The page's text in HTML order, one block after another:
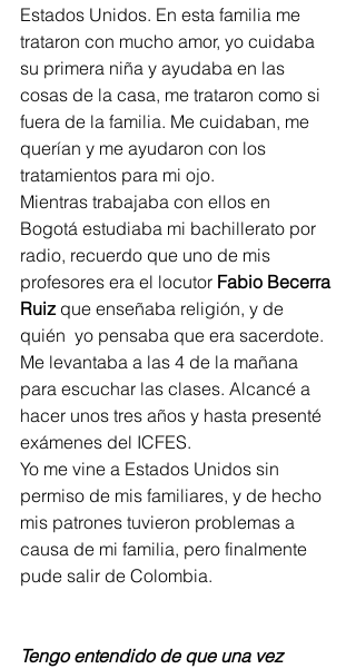
Estados Unidos. En esta familia me
trataron con mucho amor, yo cuidaba
su primera niña y ayudaba en las
cosas de la casa, me trataron como si
fuera de la familia. Me cuidaban, me
querían y me ayudaron con los
tratamientos para mi ojo.
Mientras trabajaba con ellos en
Bogotá estudiaba mi bachillerato por
radio, recuerdo que uno de mis
profesores era el locutor Fabio Becerra
Ruiz que enseñaba religión, y de
quién  yo pensaba que era sacerdote.
Me levantaba a las 4 de la mañana
para escuchar las clases. Alcancé a
hacer unos tres años y hasta presenté
exámenes del ICFES.
Yo me vine a Estados Unidos sin
permiso de mis familiares, y de hecho
mis patrones tuvieron problemas a
causa de mi familia, pero finalmente
pude salir de Colombia.
Tengo entendido de que una vez